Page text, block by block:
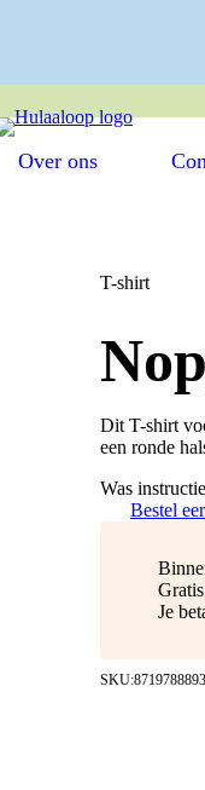
Over ons
T-shirt
Dit T-shirt
een ronde
Was
Bestel
Je
SKU: